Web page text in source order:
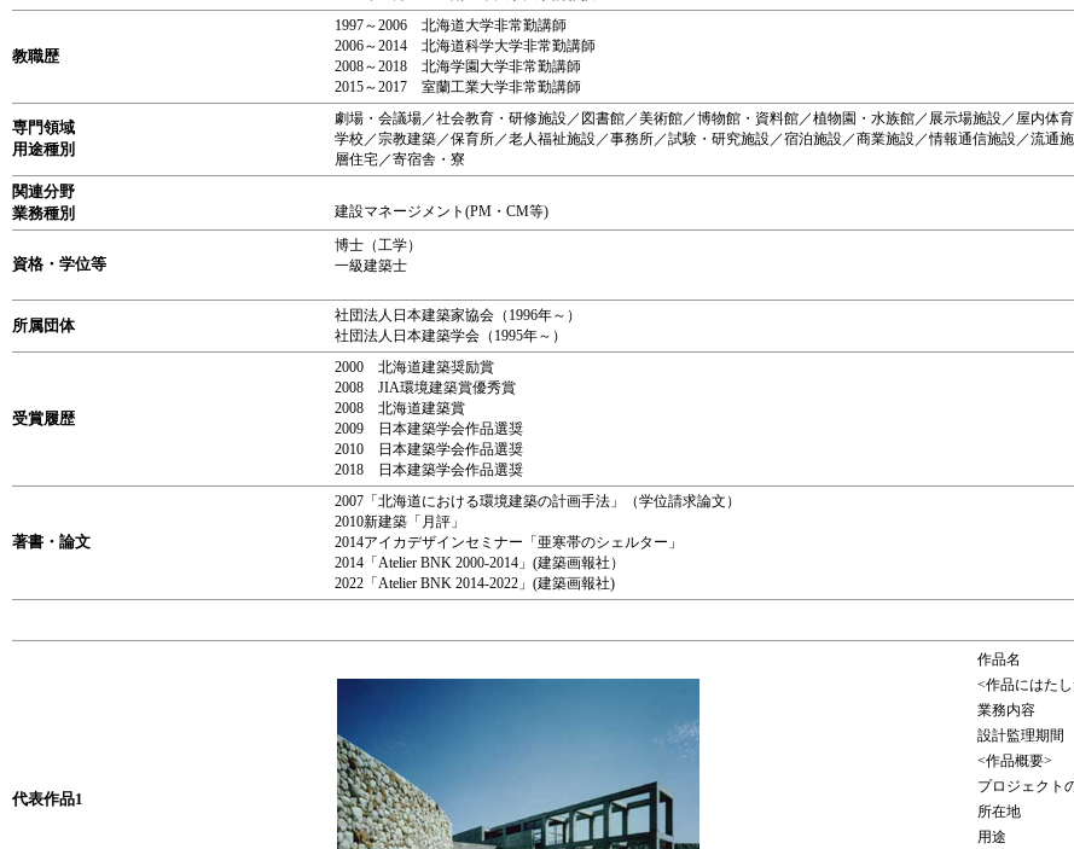
教職歴
1997～2006 北海道大学非常勤講師
2006～2014 北海道科学大学非常勤講師
2008～2018 北海学園大学非常勤講師
2015～2017 室蘭工業大学非常勤講師
専門領域
用途種別
劇場・会議場／社会教育・研修施設／図書館／美術館／博物館・資料館／植物園・水族館／展示場施設／屋内
学校／宗教建築／保育所／老人福祉施設／事務所／試験・研究施設／宿泊施設／商業施設／情報通信施設／流
層住宅／寄宿舎・寮
関連分野
業務種別
建設マネージメント(PM・CM等)
資格・学位等
博士（工学）
一級建築士
所属団体
社団法人日本建築家協会（1996年～）
社団法人日本建築学会（1995年～）
受賞履歴
2000 北海道建築奨励賞
2008 JIA環境建築賞優秀賞
2008 北海道建築賞
2009 日本建築学会作品選奨
2010 日本建築学会作品選奨
2018 日本建築学会作品選奨
著書・論文
2007「北海道における環境建築の計画手法」（学位請求論文）
2010新建築「月評」
2014アイカデザインセミナー「亜寒帯のシェルター」
2014「Atelier BNK 2000-2014」(建築画報社）
2022「Atelier BNK 2014-2022」(建築画報社)
代表作品1
作品名
<作品にはた
業務内容
設計監理期間
<作品概要>
プロジェクト
所在地
用途